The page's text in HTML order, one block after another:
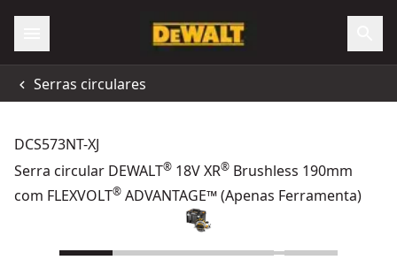
Serras circulares
DCS573NT-XJ
Serra circular DEWALT® 18V XR® Brushless 190mm
com FLEXVOLT® ADVANTAGE™ (Apenas Ferramenta)